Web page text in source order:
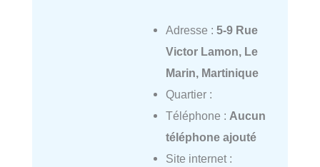
Adresse : 5-9 Rue
Victor Lamon, Le
Marin, Martinique
Quartier :
Téléphone : Aucun
téléphone ajouté
Site internet :